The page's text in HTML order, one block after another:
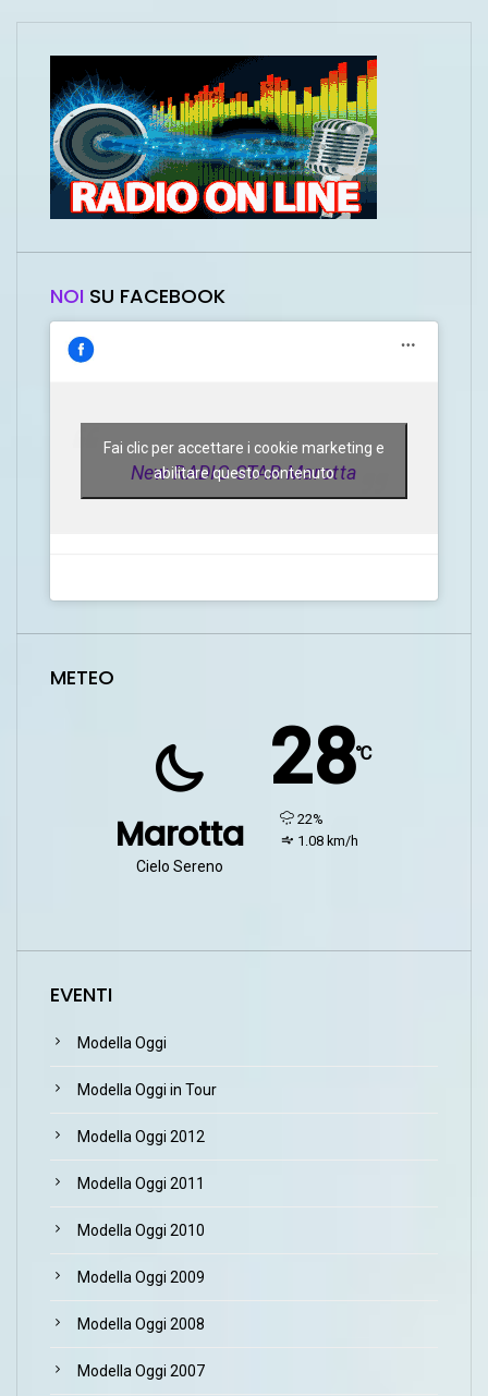
NOI SU FACEBOOK
New RADIO STAR Marotta
Fai clic per accettare i cookie marketing e
abilitare questo contenuto
METEO
Marotta
Cielo Sereno
28℃
humidity:
22%
wind:
1.08 km/h
EVENTI
Modella Oggi
Modella Oggi in Tour
Modella Oggi 2012
Modella Oggi 2011
Modella Oggi 2010
Modella Oggi 2009
Modella Oggi 2008
Modella Oggi 2007